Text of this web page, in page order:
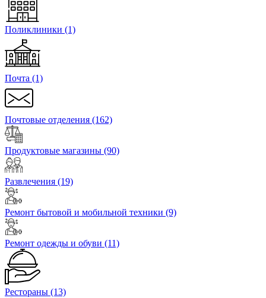
Поликлиники (1)
Почта (1)
Почтовые отделения (162)
Продуктовые магазины (90)
Развлечения (19)
Ремонт бытовой и мобильной техники (9)
Ремонт одежды и обуви (11)
Рестораны (13)